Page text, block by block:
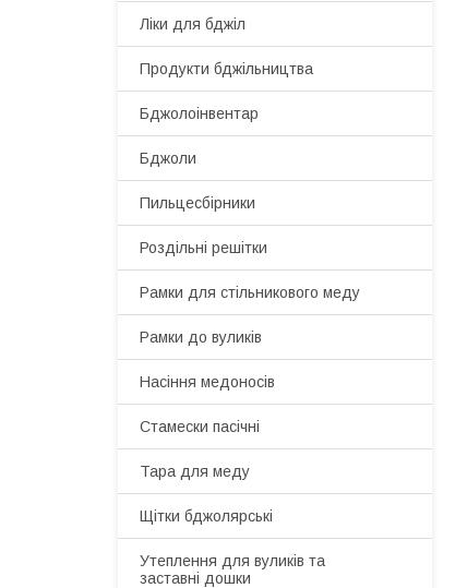
Ліки для бджіл
Продукти бджільництва
Бджолоінвентар
Бджоли
Пильцесбірники
Роздільні решітки
Рамки для стільникового меду
Рамки до вуликів
Насіння медоносів
Стамески пасічні
Тара для меду
Щітки бджолярські
Утеплення для вуликів та
заставні дошки